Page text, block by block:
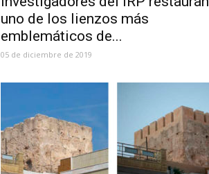
uno de los lienzos más
emblemáticos de...
05 de diciembre de 2019